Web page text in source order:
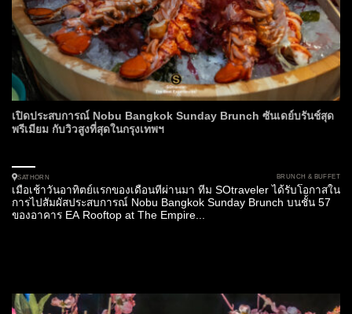
เปิดประสบการณ์ Nobu Bangkok Sunday Brunch ซันเดย์บรันช์สุด
พรีเมียม กับวิวสูงที่สุดในกรุงเทพฯ
SATHORN BRUNCH & BUFFET
เมื่อเช้าวันอาทิตย์แรกของเดือนที่ผ่านมา ทีม SOtraveler ได้รับโอกาสใน
การไปสัมผัสประสบการณ์ Nobu Bangkok Sunday Brunch บนชั้น 57
ของอาคาร EA Rooftop at The Empire...